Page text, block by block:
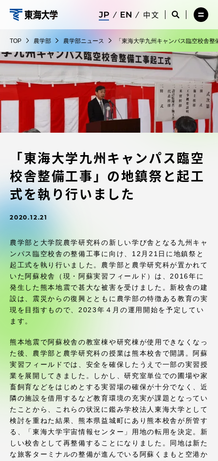
ツ
ス
キ
学
部
中文
サ
検
索
開
サ
イ
索
を
閉
メ
ー
を
開
TOP 農学部 農学部ニュース 「東海大学九州キャンパス臨空校舎
「東海大学九州キャンパス臨空
校舎整備工事」の地鎮祭と起工
式を執り行いました
2020.12.21
農学部と大学院農学研究科の新しい学び舎となる九州キャ
ンパス臨空校舎の整備工事に向け、12月21日に地鎮祭と
起工式を執り行いました。農学部と農学研究科が置かれて
いた阿蘇校舎（現・阿蘇実習フィールド）は、2016年に
発生した熊本地震で甚大な被害を受けました。新校舎の建
設は、震災からの復興とともに農学部の特徴ある教育の実
現を目指すもので、2023年４月の運用開始を予定してい
ます。
熊本地震で阿蘇校舎の教室棟や研究棟が使用できなくなっ
た後、農学部と農学研究科の授業は熊本校舎で開講。阿蘇
実習フィールドでは、安全を確保したうえで一部の実習授
業を展開してきました。しかし、研究室単位での圃場や家
畜飼育などをはじめとする実習場の確保が十分でなく、近
隣の施設を借用するなど教育環境の充実が課題となってい
たことから、これらの状況に鑑み学校法人東海大学として
検討を重ねた結果、熊本県益城町にあり熊本校舎が所管す
る、「東海大学宇宙情報センター」用地の転用を決定。新
しい校舎として再整備することになりました。同地は新た
な旅客ターミナルの整備が進んでいる阿蘇くまもと空港か
メ
ニ
を
閉
じ
在学生・保護者向けポータル（TIPS）
受験・入学案内
教員・研究者ガイド
大学の概要
教育・研究
受験・入学案内
学生生活
グローバルネットワーク
学外連携
学園ネットワーク
各種情報・お問い合わせ
アクセス情報